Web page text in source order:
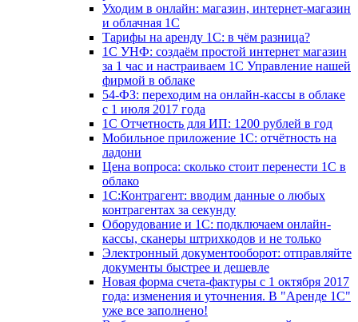
Уходим в онлайн: магазин, интернет-магазин
и облачная 1С
Тарифы на аренду 1С: в чём разница?
1С УНФ: создаём простой интернет магазин
за 1 час и настраиваем 1С Управление нашей
фирмой в облаке
54-ФЗ: переходим на онлайн-кассы в облаке
с 1 июля 2017 года
1С Отчетность для ИП: 1200 рублей в год
Мобильное приложение 1С: отчётность на
ладони
Цена вопроса: сколько стоит перенести 1С в
облако
1С:Контрагент: вводим данные о любых
контрагентах за секунду
Оборудование и 1С: подключаем онлайн-
кассы, сканеры штрихкодов и не только
Электронный документооборот: отправляйте
документы быстрее и дешевле
Новая форма счета-фактуры с 1 октября 2017
года: изменения и уточнения. В "Аренде 1С"
уже все заполнено!